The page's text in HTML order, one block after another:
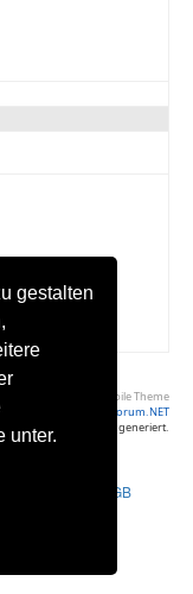
gestalten
unter.
Yaf Mobile Theme
2026, Yet Another Forum.NET
in 0.030 Sekunden generiert.
AGB